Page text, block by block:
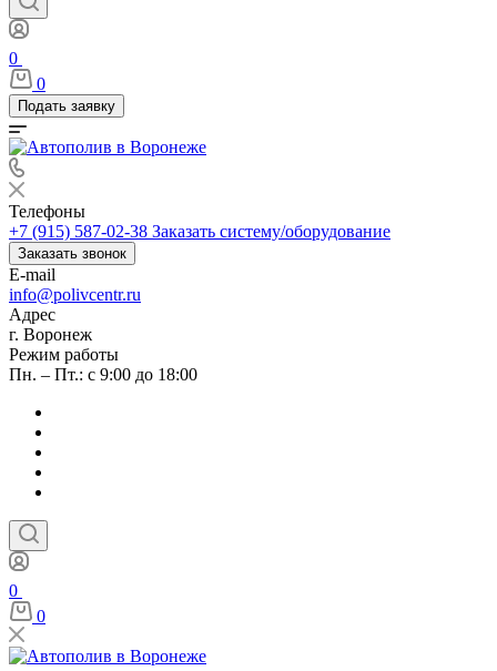
0
0
Подать заявку
Телефоны
+7 (915) 587-02-38 Заказать систему/оборудование
Заказать звонок
E-mail
info@polivcentr.ru
Адрес
г. Воронеж
Режим работы
Пн. – Пт.: с 9:00 до 18:00
0
0